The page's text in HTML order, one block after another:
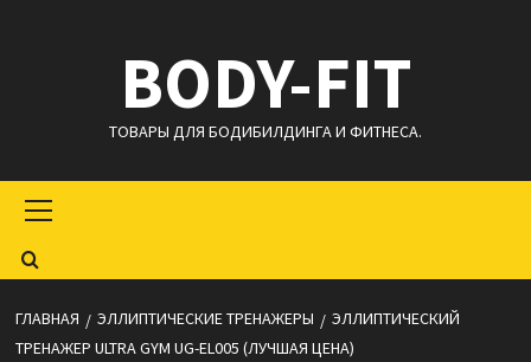
BODY-FIT
ТОВАРЫ ДЛЯ БОДИБИЛДИНГА И ФИТНЕСА.
меню
ГЛАВНАЯ ЭЛЛИПТИЧЕСКИЕ ТРЕНАЖЕРЫ
ЭЛЛИПТИЧЕСКИЙ
ТРЕНАЖЕР ULTRA GYM UG-EL005 (ЛУЧШАЯ ЦЕНА)